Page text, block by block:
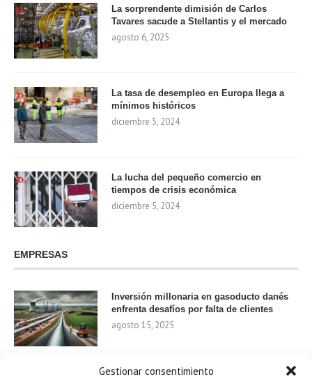
Gestionar consentimiento
La sorprendente dimisión de Carlos
Tavares sacude a Stellantis y el mercado
agosto 6, 2025
La tasa de desempleo en Europa llega a
mínimos históricos
diciembre 5, 2024
La lucha del pequeño comercio en
tiempos de crisis económica
diciembre 5, 2024
EMPRESAS
Inversión millonaria en gasoducto danés
enfrenta desafíos por falta de clientes
agosto 15, 2025